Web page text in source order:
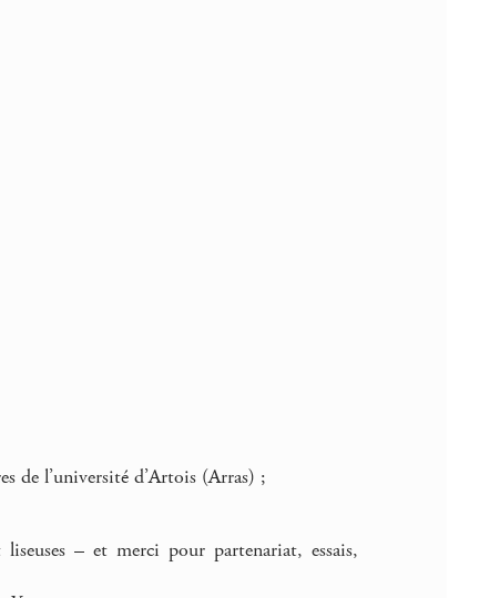
de l’université d’Artois (Arras) ;
– et merci pour partenariat, essais,